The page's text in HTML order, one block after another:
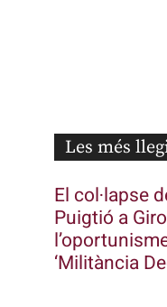
Les més
El col·lapse
Puigtió a
‘Militància